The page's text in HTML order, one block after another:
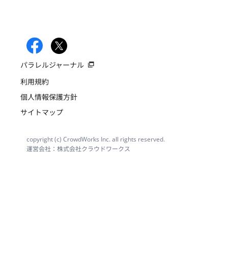
パラレルジャーナル
利用規約
個人情報保護方針
サイトマップ
copyright (c) CrowdWorks Inc. all rights reserved.
運営会社：株式会社クラウドワークス